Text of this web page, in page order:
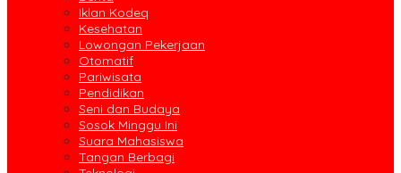
Iklan Kodeq
Kesehatan
Lowongan Pekerjaan
Otomatif
Pariwisata
Pendidikan
Seni dan Budaya
Sosok Minggu Ini
Suara Mahasiswa
Tangan Berbagi